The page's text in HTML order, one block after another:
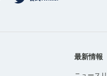
最新情報